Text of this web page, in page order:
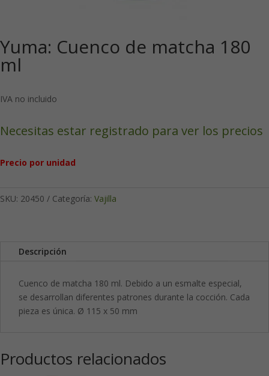
Yuma: Cuenco de matcha 180
ml
IVA no incluido
Necesitas estar registrado para ver los precios
Precio por unidad
SKU: 20450 Categoría: Vajilla
Descripción
Cuenco de matcha 180 ml. Debido a un esmalte especial,
se desarrollan diferentes patrones durante la cocción. Cada
pieza es única. Ø 115 x 50 mm
Productos relacionados